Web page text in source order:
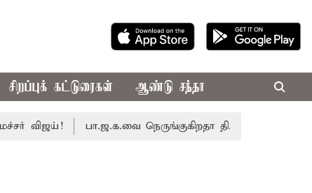
சிறப்புக் கட்டுரைகள் ஆண்டு சந்தா
விஜய்! பா.ஜ.க.வை நெருங்குகிறதா தி.மு.க.?